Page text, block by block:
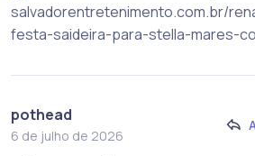
salvadorentretenimento.com.br/
festa-saideira-para-stella-mares-
pothead
6 de julho de 2026